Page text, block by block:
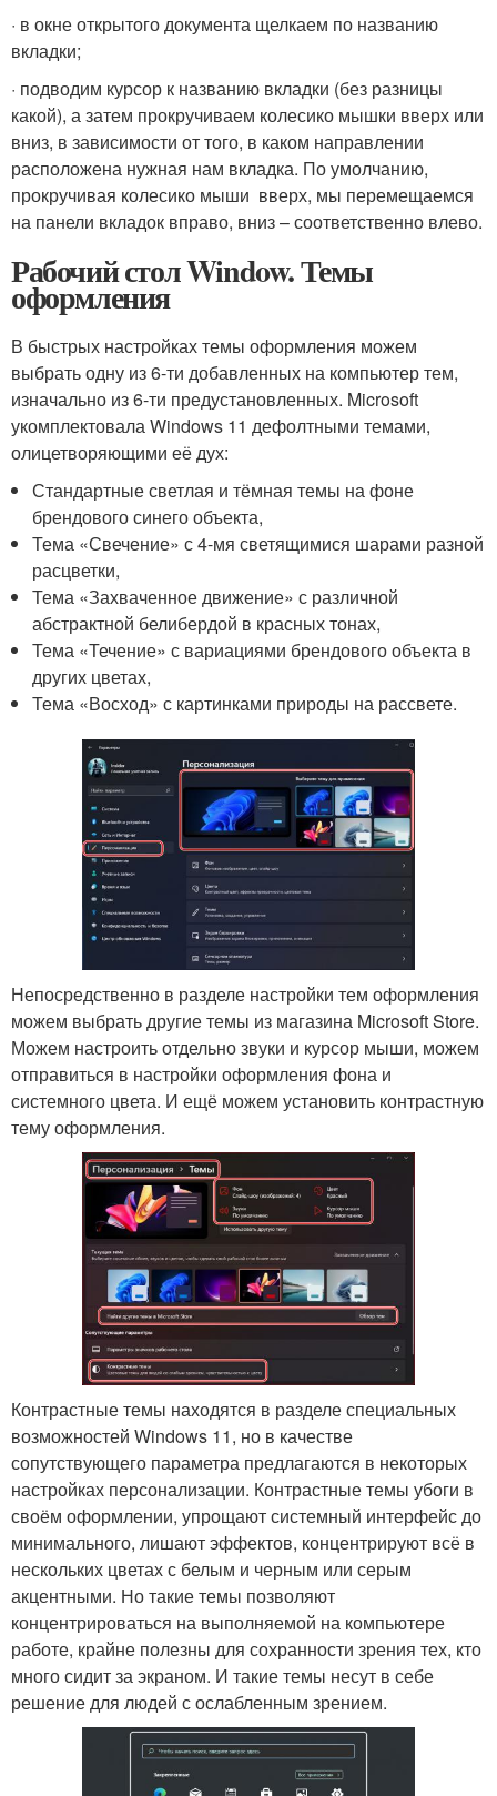
· в окне открытого документа щелкаем по названию
вкладки;
· подводим курсор к названию вкладки (без разницы
какой), а затем прокручиваем колесико мышки вверх или
вниз, в зависимости от того, в каком направлении
расположена нужная нам вкладка. По умолчанию,
прокручивая колесико мыши вверх, мы перемещаемся
на панели вкладок вправо, вниз – соответственно влево.
Рабочий стол Window. Темы
оформления
В быстрых настройках темы оформления можем
выбрать одну из 6-ти добавленных на компьютер тем,
изначально из 6-ти предустановленных. Microsoft
укомплектовала Windows 11 дефолтными темами,
олицетворяющими её дух:
Стандартные светлая и тёмная темы на фоне
брендового синего объекта,
Тема «Свечение» с 4-мя светящимися шарами разной
расцветки,
Тема «Захваченное движение» с различной
абстрактной белибердой в красных тонах,
Тема «Течение» с вариациями брендового объекта в
других цветах,
Тема «Восход» с картинками природы на рассвете.
Непосредственно в разделе настройки тем оформления
можем выбрать другие темы из магазина Microsoft Store.
Можем настроить отдельно звуки и курсор мыши, можем
отправиться в настройки оформления фона и
системного цвета. И ещё можем установить контрастную
тему оформления.
Контрастные темы находятся в разделе специальных
возможностей Windows 11, но в качестве
сопутствующего параметра предлагаются в некоторых
настройках персонализации. Контрастные темы убоги в
своём оформлении, упрощают системный интерфейс до
минимального, лишают эффектов, концентрируют всё в
нескольких цветах с белым и черным или серым
акцентными. Но такие темы позволяют
концентрироваться на выполняемой на компьютере
работе, крайне полезны для сохранности зрения тех, кто
много сидит за экраном. И такие темы несут в себе
решение для людей с ослабленным зрением.